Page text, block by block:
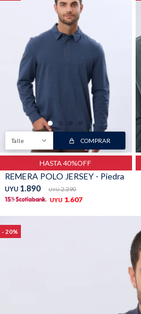
Talle COMPRAR
HASTA 40%OFF
REMERA POLO JERSEY - Piedra
UYU 1.890 UYU 2.390
UYU 1.607
20